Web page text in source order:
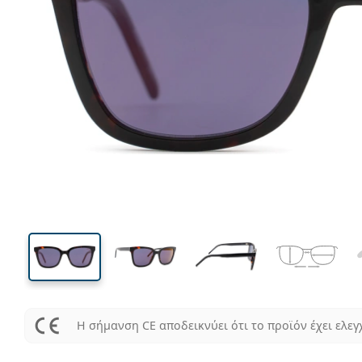
43 mm
Ύψος φακού Μήκος φακού
Μήκος
Η σήμανση CE αποδεικνύει ότι το προϊόν έχει